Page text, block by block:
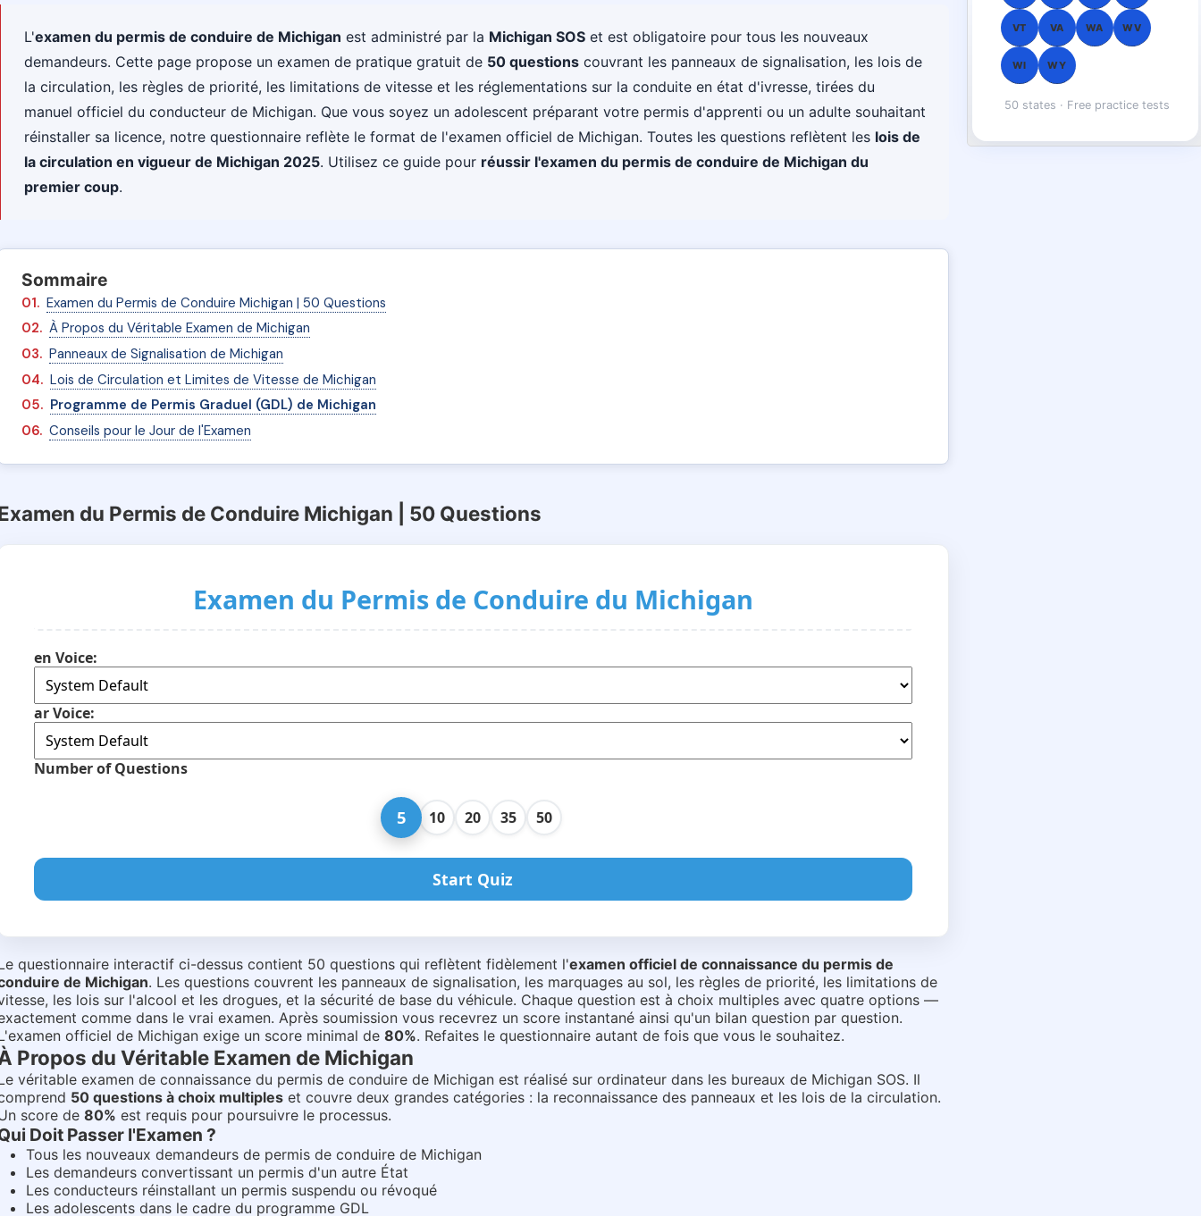
L'examen du permis de conduire de Michigan est administré par la Michigan SOSet est obligatoire pour tous les nouveaux
demandeurs. Cette page propose un examen de pratique gratuit de 50 questionscouvrant les panneaux de signalisation, les lois de
la circulation, les règles de priorité, les limitations de vitesse et les réglementations sur la conduite en état d'ivresse, tirées du
manuel officiel du conducteur de Michigan. Que vous soyez un adolescent préparant votre permis d'apprenti ou un adulte souhaitant
réinstaller sa licence, notre questionnaire reflète le format de l'examen officiel de Michigan. Toutes les questions reflètent les lois de
la circulation en vigueur de Michigan 2025. Utilisez ce guide pour réussir l'examen du permis de conduire de Michigan du
premier coup.
Sommaire
Examen du Permis de Conduire Michigan | 50 Questions
À Propos du Véritable Examen de Michigan
Panneaux de Signalisation de Michigan
Lois de Circulation et Limites de Vitesse de Michigan
Programme de Permis Graduel (GDL) de Michigan
Conseils pour le Jour de l'Examen
du Permis de Conduire Michigan | 50 Questions
Examen du Permis de Conduire du Michigan
en Voice:
ar Voice:
Number of Questions
5 10 20 35 50
Start Quiz
preview: 3 sample questions.
Que vous indique un panneau octogonal rouge
Que signifie un panneau fanion jaune
Quelle est la forme d un panneau de cédez le passage
questionnaire interactif ci-dessus contient 50 questions qui reflètent fidèlement l'examen officiel de connaissance du permis de
de Michigan. Les questions couvrent les panneaux de signalisation, les marquages au sol, les règles de priorité, les limitations de
les lois sur l'alcool et les drogues, et la sécurité de base du véhicule. Chaque question est à choix multiples avec quatre options —
comme dans le vrai examen. Après soumission vous recevrez un score instantané ainsi qu'un bilan question par question.
officiel de Michigan exige un score minimal de 80%. Refaites le questionnaire autant de fois que vous le souhaitez.
Propos du Véritable Examen de Michigan
véritable examen de connaissance du permis de conduire de Michigan est réalisé sur ordinateur dans les bureaux de Michigan SOS. Il
50 questions à choix multiples et couvre deux grandes catégories : la reconnaissance des panneaux et les lois de la circulation.
score de 80% est requis pour poursuivre le processus.
Doit Passer l'Examen ?
Tous les nouveaux demandeurs de permis de conduire de Michigan
Les demandeurs convertissant un permis d'un autre État
Les conducteurs réinstallant un permis suspendu ou révoqué
Les adolescents dans le cadre du programme GDL
VT VA WA WV
WI WY
50 states · Free practice tests